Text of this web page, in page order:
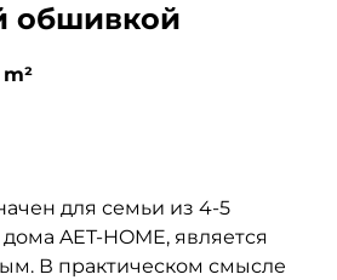
обшивкой
m²
для семьи из 4-5
AET-HOME, является
В практическом смысле